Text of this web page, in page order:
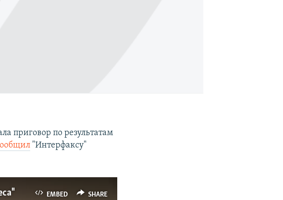
приговор по результатам
"Интерфаксу"
EMBED SHARE